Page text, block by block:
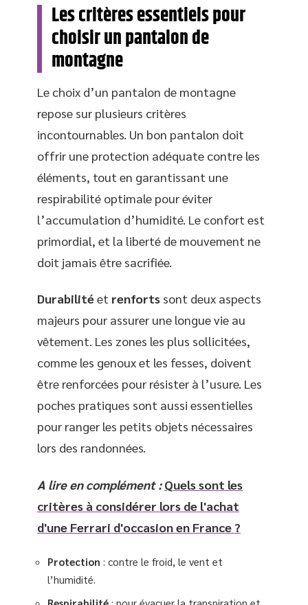
Les critères essentiels pour
choisir un pantalon de
montagne
Le choix d’un pantalon de montagne
repose sur plusieurs critères
incontournables. Un bon pantalon doit
offrir une protection adéquate contre les
éléments, tout en garantissant une
respirabilité optimale pour éviter
l’accumulation d’humidité. Le confort est
primordial, et la liberté de mouvement ne
doit jamais être sacrifiée.
Durabilitéet renforts sont deux aspects
majeurs pour assurer une longue vie au
vêtement. Les zones les plus sollicitées,
comme les genoux et les fesses, doivent
être renforcées pour résister à l’usure. Les
poches pratiques sont aussi essentielles
pour ranger les petits objets nécessaires
lors des randonnées.
A lire en complément : Quels sont les
critères à considérer lors de l'achat
d'une Ferrari d'occasion en France ?
Protection : contre le froid, le vent et
l’humidité.
Respirabilité : pour évacuer la transpiration et